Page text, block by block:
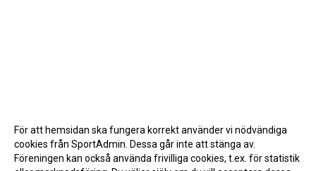
För att hemsidan ska fungera korrekt använder vi nödvändiga
cookies från SportAdmin. Dessa går inte att stänga av.
Föreningen kan också använda frivilliga cookies, t.ex. för statistik